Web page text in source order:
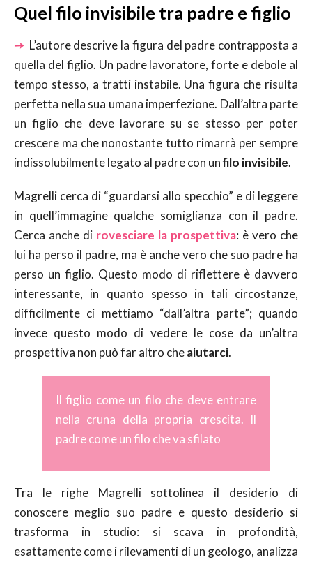
Quel filo invisibile tra padre e figlio
➙ L’autore descrive la figura del padre contrapposta a
quella del figlio. Un padre lavoratore, forte e debole al
tempo stesso, a tratti instabile. Una figura che risulta
perfetta nella sua umana imperfezione. Dall’altra parte
un figlio che deve lavorare su se stesso per poter
crescere ma che nonostante tutto rimarrà per sempre
indissolubilmente legato al padre con unfilo invisibile.
Magrelli cerca di “guardarsi allo specchio” e di leggere
in quell’immagine qualche somiglianza con il padre.
Cerca anche di rovesciare la prospettiva: è vero che
lui ha perso il padre, ma è anche vero che suo padre ha
perso un figlio. Questo modo di riflettere è davvero
interessante, in quanto spesso in tali circostanze,
difficilmente ci mettiamo “dall’altra parte”; quando
invece questo modo di vedere le cose da un’altra
prospettiva non può far altro cheaiutarci.
Il figlio come un filo che deve entrare
nella cruna della propria crescita. Il
padre come un filo che va sfilato
Tra le righe Magrelli sottolinea il desiderio di
conoscere meglio suo padre e questo desiderio si
trasforma in studio: si scava in profondità,
esattamente come i rilevamenti di un geologo, analizza